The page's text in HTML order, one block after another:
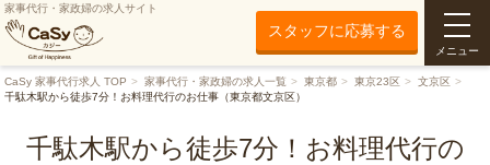
家事代行・家政婦の求人サイト
スタッフに応募する
メニュー
CaSy 家事代行求人 TOP 家事代行・家政婦の求人一覧 東京都 東京23区
文京区
千駄木駅から徒歩7分！お料理代行のお仕事（東京都文京区）
千駄木駅から徒歩7分！お料理代行の